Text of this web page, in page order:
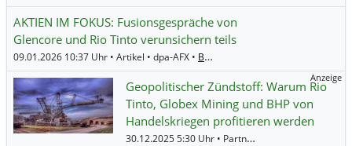
AKTIEN IM FOKUS: Fusionsgespräche von
Glencore und Rio Tinto verunsichern teils
09.01.2026 10:37 Uhr • Artikel • dpa-AFX • BHP Group
Geopolitischer Zündstoff: Warum Rio
Tinto, Globex Mining und BHP von
Handelskriegen profitieren werden
30.12.2025 5:30 Uhr • Partner • Kapitalerhöhungen.de •
Anzeige